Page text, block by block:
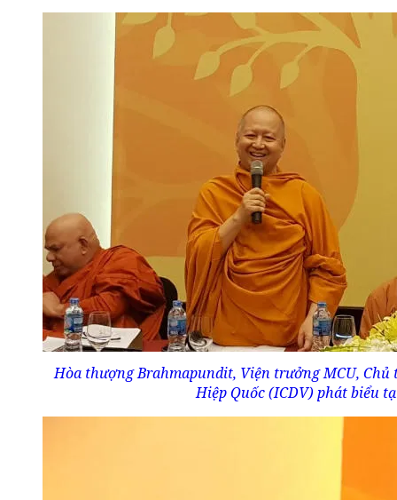
Hòa thượng Brahmapundit, Viện trưởng MCU, Chủ
Hiệp Quốc (ICDV) phát biểu